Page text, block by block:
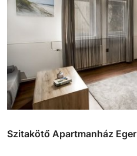
Szitakötő Apartmanház Eger